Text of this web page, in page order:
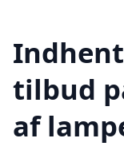
tilbud
af